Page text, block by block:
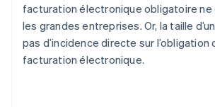
facturation électronique obligatoire ne
les grandes entreprises. Or, la taille
pas d’incidence directe sur l’obligation
facturation électronique.